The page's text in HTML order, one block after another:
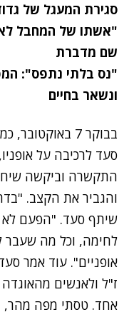
סגירת המעגל של גדוד 13: "חלמנו להגיע
"אשתו של המחבל לא
שם מדברת
"נס בלתי נתפס":
ונשאר בחיים
בבוקר 7
סעד לרכיבה על
התקשרה וביקשה
והגביר את הקצב.
שיתף סעד. "הפעם לא
לחימה, וכל מה שעבר
אופניים". עוד אמר
ז"ל ולאנשים
אחד. טסתי מפה מהר,